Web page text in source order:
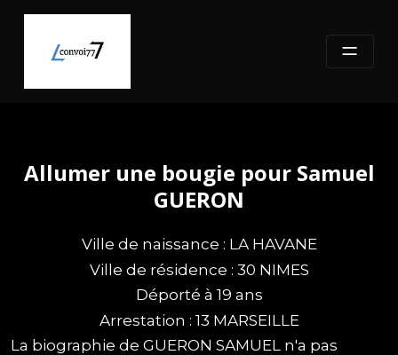
content
Allumer une bougie pour Samuel
GUERON
Ville de naissance : LA HAVANE
Ville de résidence : 30 NIMES
Déporté à 19 ans
Arrestation : 13 MARSEILLE
La biographie de GUERON SAMUEL n'a pas